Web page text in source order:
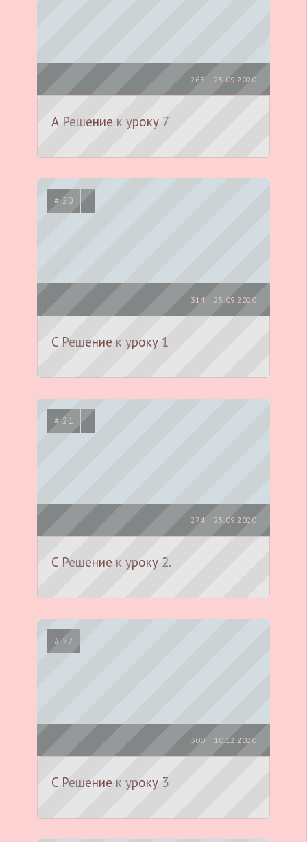
25.09.2020
268
А Решение к уроку 7
# 20
25.09.2020
314
C Решение к уроку 1
# 21
25.09.2020
274
C Решение к уроку 2.
# 22
10.12.2020
300
C Решение к уроку 3